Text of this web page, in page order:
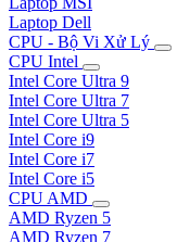
Laptop Dell
CPU - Bộ Vi Xử Lý
CPU Intel
Intel Core Ultra 9
Intel Core Ultra 7
Intel Core Ultra 5
Intel Core i9
Intel Core i7
Intel Core i5
CPU AMD
AMD Ryzen 5
AMD Ryzen 7